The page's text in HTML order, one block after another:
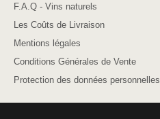
F.A.Q - Vins naturels
Les Coûts de Livraison
Mentions légales
Conditions Générales de Vente
Protection des données personnelles